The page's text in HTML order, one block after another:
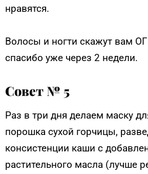
нравятся.
Волосы и ногти скажут вам
спасибо уже через 2 недели.
Совет № 5
Раз в три дня делаем маску
порошка сухой горчицы,
консистенции каши с
растительного масла (лучше